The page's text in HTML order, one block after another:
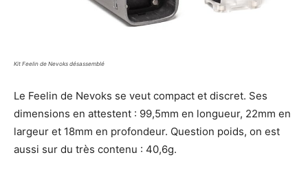
Kit Feelin de Nevoks désassemblé
Le Feelin de Nevoks se veut compact et discret. Ses
dimensions en attestent : 99,5mm en longueur, 22mm en
largeur et 18mm en profondeur. Question poids, on est
aussi sur du très contenu : 40,6g.